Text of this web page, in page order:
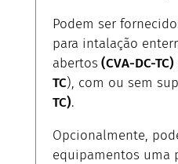
Podem ser
para intalação
abertos (CVA-DC-TC)
TC), com ou sem
TC).
Opcionalmente,
equipamentos uma